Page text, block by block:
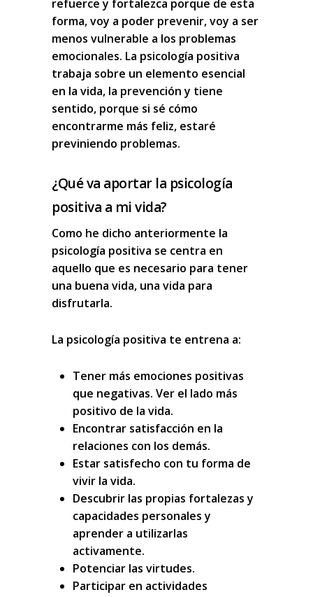
refuerce y fortalezca porque de esta
forma, voy a poder prevenir, voy a ser
menos vulnerable a los problemas
emocionales. La psicología positiva
trabaja sobre un elemento esencial
en la vida, la prevención y tiene
sentido, porque si sé cómo
encontrarme más feliz, estaré
previniendo problemas.
¿Qué va aportar la psicología
positiva a mi vida?
Como he dicho anteriormente la
psicología positiva se centra en
aquello que es necesario para tener
una buena vida, una vida para
disfrutarla.
La psicología positiva te entrena a:
Tener más emociones positivas
que negativas. Ver el lado más
positivo de la vida.
Encontrar satisfacción en la
relaciones con los demás.
Estar satisfecho con tu forma de
vivir la vida.
Descubrir las propias fortalezas y
capacidades personales y
aprender a utilizarlas
activamente.
Potenciar las virtudes.
Participar en actividades